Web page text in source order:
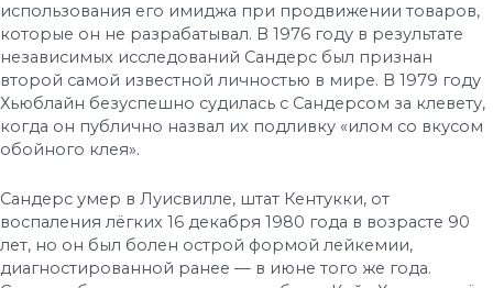
использования его имиджа при продвижении товаров,
которые он не разрабатывал. В 1976 году в результате
независимых исследований Сандерс был признан
второй самой известной личностью в мире. В 1979 году
Хьюблайн безуспешно судилась с Сандерсом за клевету,
когда он публично назвал их подливку «илом со вкусом
обойного клея».
Сандерс умер в Луисвилле, штат Кентукки, от
воспаления лёгких 16 декабря 1980 года в возрасте 90
лет, но он был болен острой формой лейкемии,
диагностированной ранее — в июне того же года.